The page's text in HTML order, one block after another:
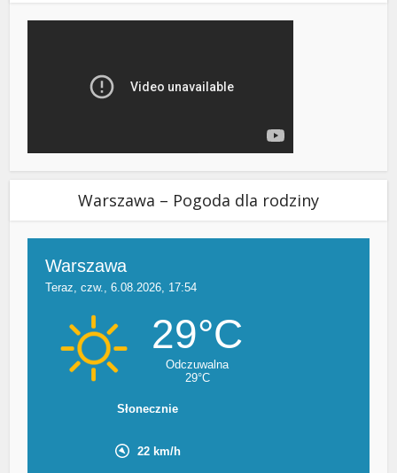
Warszawa – Pogoda dla rodziny